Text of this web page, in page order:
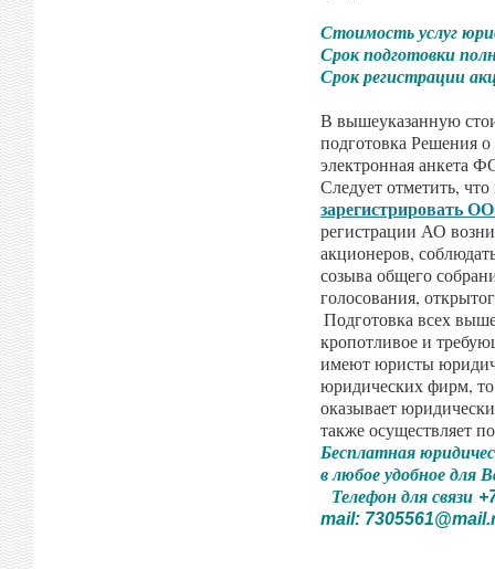
Стоимость услуг
Срок подготовки
Срок регистрации
В вышеуказанную
подготовка Решения
электронная анкета
Следует отметить,
зарегистрировать
регистрации АО
акционеров,
созыва общего
голосования,
Подготовка всех
кропотливое и
имеют юристы
юридических фирм,
оказывает
также осуществляет
Бесплатная
в любое удобное для
Телефон для связи
mail: